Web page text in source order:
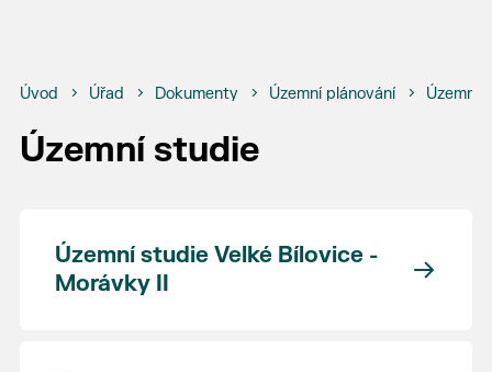
Úvod Úřad Dokumenty Územní plánování Územní
Územní studie
Územní studie Velké Bílovice -
Morávky II